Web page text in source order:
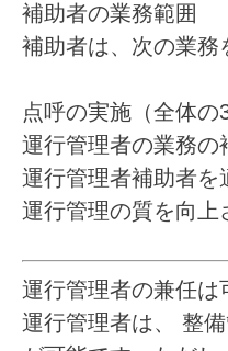
補助者の業務範囲
補助者は、次の業務
点呼の実施（全体の
運行管理者の業務の
運行管理者補助者を
運行管理の質を向上
運行管理者の兼任は
運行管理者は、 整